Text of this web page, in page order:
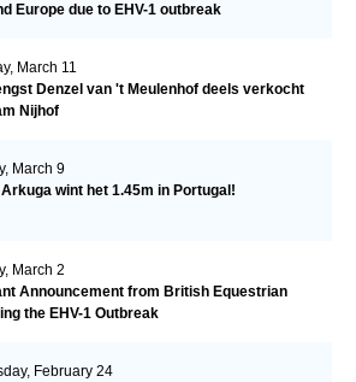
Europe due to EHV-1 outbreak
March 11
Denzel van 't Meulenhof deels verkocht
Nijhof
March 9
wint het 1.45m in Portugal!
March 2
Announcement from British Equestrian
the EHV-1 Outbreak
February 24